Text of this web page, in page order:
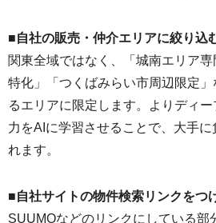
■自社の販売・仲介エリアに絞り込
関東全域ではなく、「城南エリア
特化」「つくばみらい市周辺限定
るエリアに限定します。よりディ
力をAIに学習させることで、大手に
れます。
■自社サイトの物件検索リンクをつ
SUUMOなどのリンクにしている部